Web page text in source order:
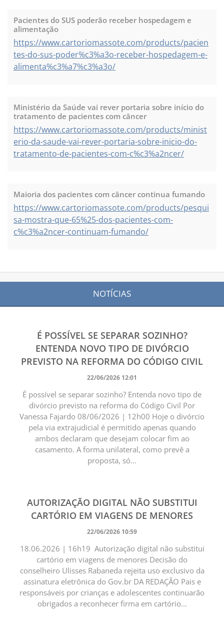
Pacientes do SUS poderão receber hospedagem e
alimentação
https://www.cartoriomassote.com/products/pacien
tes-do-sus-poder%c3%a3o-receber-hospedagem-e-
alimenta%c3%a7%c3%a3o/
Ministério da Saúde vai rever portaria sobre início do
tratamento de pacientes com câncer
https://www.cartoriomassote.com/products/minist
erio-da-saude-vai-rever-portaria-sobre-inicio-do-
tratamento-de-pacientes-com-c%c3%a2ncer/
Maioria dos pacientes com câncer continua fumando
https://www.cartoriomassote.com/products/pesqui
sa-mostra-que-65%25-dos-pacientes-com-
c%c3%a2ncer-continuam-fumando/
NOTÍCIAS
É POSSÍVEL SE SEPARAR SOZINHO?
ENTENDA NOVO TIPO DE DIVÓRCIO
PREVISTO NA REFORMA DO CÓDIGO CIVIL
22/06/2026 12:01
É possível se separar sozinho? Entenda novo tipo de
divórcio previsto na reforma do Código Civil Por
Vanessa Fajardo 08/06/2026 | 12h00 Hoje o divórcio
pela via extrajudicial é permitido apenas quando
ambos declaram que desejam colocar fim ao
casamento. A forma unilateral, como prevê a
proposta, só...
AUTORIZAÇÃO DIGITAL NÃO SUBSTITUI
CARTÓRIO EM VIAGENS DE MENORES
22/06/2026 10:59
18.06.2026 | 16h19 Autorização digital não substitui
cartório em viagens de menores Decisão do
conselheiro Ulisses Rabaneda rejeita uso exclusivo da
assinatura eletrônica do Gov.br DA REDAÇÃO Pais e
responsáveis por crianças e adolescentes continuarão
obrigados a reconhecer firma em cartório...